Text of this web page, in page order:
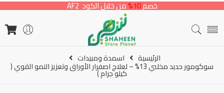
خصم10% من خلال الكود AF2
الرئيسية اسمدة ومبيدات
سوكومور حديد مخلبي 13% – لعلاج اصفرار الأوراق وتعزيز النمو القوي (
كيلو جرام )